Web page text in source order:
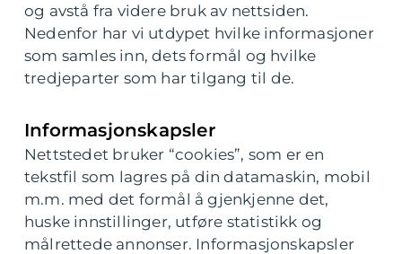
og avstå fra videre bruk av nettsiden.
Nedenfor har vi utdypet hvilke informasjoner
som samles inn, dets formål og hvilke
tredjeparter som har tilgang til de.
Informasjonskapsler
Nettstedet bruker “cookies”, som er en
tekstfil som lagres på din datamaskin, mobil
m.m. med det formål å gjenkjenne det,
huske innstillinger, utføre statistikk og
målrettede annonser. Informasjonskapsler